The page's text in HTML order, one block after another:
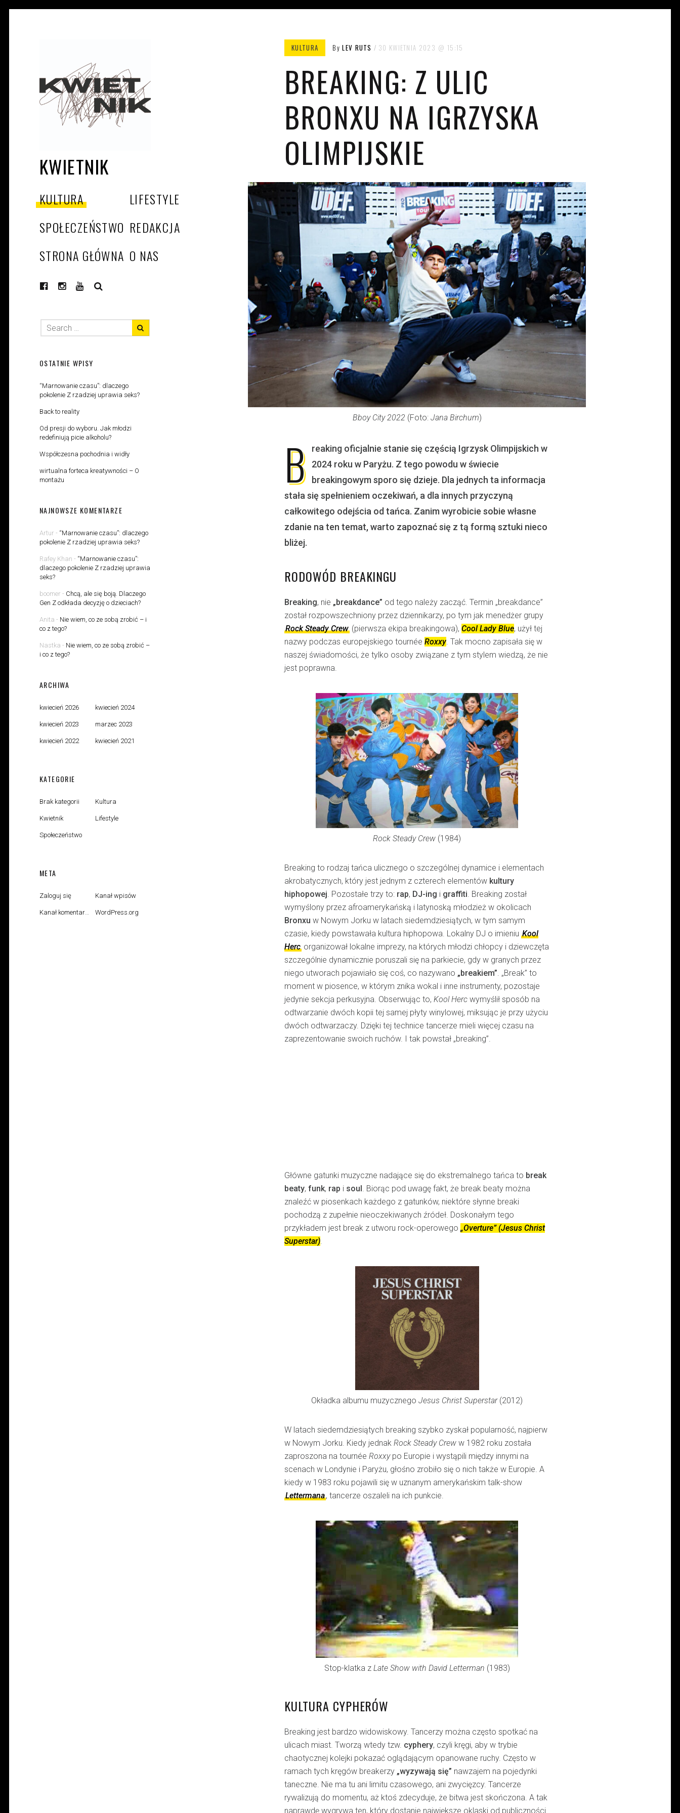
KWIETNIK
KULTURA
LIFESTYLE
SPOŁECZEŃSTWO REDAKCJA
STRONA GŁÓWNA O NAS
KULTURA ByLEV RUTS 30 KWIETNIA 2023 15:15
BREAKING: Z ULIC
BRONXU NA IGRZYSKA
OLIMPIJSKIE
Bboy City 2022 (Foto: Jana Birchum)
B
reaking oficjalnie stanie się częścią Igrzysk Olimpijskich w
2024 roku w Paryżu. Z tego powodu w świecie
breakingowym sporo się dzieje. Dla jednych ta informacja
stała się spełnieniem oczekiwań, a dla innych przyczyną
całkowitego odejścia od tańca. Zanim wyrobicie sobie własne
zdanie na ten temat, warto zapoznać się z tą formą sztuki nieco
bliżej.
RODOWÓD BREAKINGU
Breaking, nie „breakdance” od tego należy zacząć. Termin „breakdance”
został rozpowszechniony przez dziennikarzy, po tym jak menedżer grupy
Rock Steady Crew (pierwsza ekipa breakingowa), Cool Lady Blue, użył tej
nazwy podczas europejskiego tournée Roxxy. Tak mocno zapisała się w
naszej świadomości, że tylko osoby związane z tym stylem wiedzą, że nie
jest poprawna.
Rock Steady Crew (1984)
Breaking to rodzaj tańca ulicznego o szczególnej dynamice i elementach
akrobatycznych, który jest jednym z czterech elementów kultury
hiphopowej. Pozostałe trzy to: rap, DJ-ing i graffiti. Breaking został
wymyślony przez afroamerykańską i latynoską młodzież w okolicach
Bronxu w Nowym Jorku w latach siedemdziesiątych, w tym samym
czasie, kiedy powstawała kultura hiphopowa. Lokalny DJ o imieniu Kool
Herc organizował lokalne imprezy, na których młodzi chłopcy i dziewczęta
szczególnie dynamicznie poruszali się na parkiecie, gdy w granych przez
niego utworach pojawiało się coś, co nazywano „breakiem”. „Break” to
moment w piosence, w którym znika wokal i inne instrumenty, pozostaje
jedynie sekcja perkusyjna. Obserwując to, Kool Herc wymyślił sposób na
odtwarzanie dwóch kopii tej samej płyty winylowej, miksując je przy użyciu
dwóch odtwarzaczy. Dzięki tej technice tancerze mieli więcej czasu na
zaprezentowanie swoich ruchów. I tak powstał „breaking”.
Główne gatunki muzyczne nadające się do ekstremalnego tańca to break
beaty, funk, rap i soul. Biorąc pod uwagę fakt, że break beaty można
znaleźć w piosenkach każdego z gatunków, niektóre słynne breaki
pochodzą z zupełnie nieoczekiwanych źródeł. Doskonałym tego
przykładem jest break z utworu rock-operowego „Overture” (Jesus Christ
Superstar).
Okładka albumu muzycznego Jesus Christ Superstar(2012)
W latach siedemdziesiątych breaking szybko zyskał popularność, najpierw
w Nowym Jorku. Kiedy jednak Rock Steady Crew w 1982 roku została
zaproszona na tournée Roxxypo Europie i wystąpili między innymi na
scenach w Londynie i Paryżu, głośno zrobiło się o nich także w Europie. A
kiedy w 1983 roku pojawili się w uznanym amerykańskim talk-show
Lettermana, tancerze oszaleli na ich punkcie.
Stop-klatka z Late Show with David Letterman (1983)
KULTURA CYPHERÓW
Breaking jest bardzo widowiskowy. Tancerzy można często spotkać na
ulicach miast. Tworzą wtedy tzw. cyphery, czyli kręgi, aby w trybie
chaotycznej kolejki pokazać oglądającym opanowane ruchy. Często w
ramach tych kręgów breakerzy „wyzywają się” nawzajem na pojedynki
taneczne. Nie ma tu ani limitu czasowego, ani zwycięzcy. Tancerze
rywalizują do momentu, aż ktoś zdecyduje, że bitwa jest skończona. A tak
naprawdę wygrywa ten, który dostanie największe oklaski od publiczności.
OSTATNIE WPISY
“Marnowanie czasu”: dlaczego
pokolenie Z rzadziej uprawia seks?
Back to reality
Od presji do wyboru. Jak młodzi
redefiniują picie alkoholu?
Współczesna pochodnia i widły
wirtualna forteca kreatywności – O
montażu
NAJNOWSZE KOMENTARZE
Artur - “Marnowanie czasu”: dlaczego
pokolenie Z rzadziej uprawia seks?
Rafey Khan - “Marnowanie czasu”:
dlaczego pokolenie Z rzadziej uprawia
seks?
boomer - Chcą, ale się boją. Dlaczego
Gen Z odkłada decyzję o dzieciach?
Anita - Nie wiem, co ze sobą zrobić – i
co z tego?
Nastka - Nie wiem, co ze sobą zrobić –
i co z tego?
ARCHIWA
kwiecień 2026 kwiecień 2024
kwiecień 2023 marzec 2023
kwiecień 2022 kwiecień 2021
KATEGORIE
Brak kategorii Kultura
Kwietnik Lifestyle
Społeczeństwo
META
Zaloguj się Kanał wpisów
Kanał komentarzy WordPress.org